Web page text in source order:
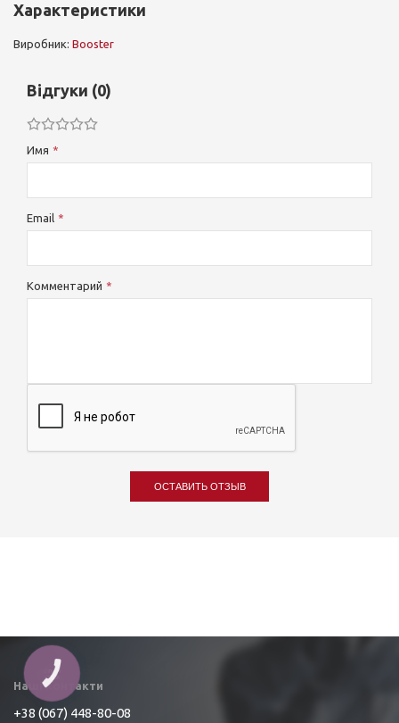
Характеристики
Виробник: Booster
Відгуки (0)
Имя
Email
Комментарий
ОСТАВИТЬ ОТЗЫВ
Наші контакти
+38 (067) 448-80-08
КНОПКА
ЗВ'ЯЗКУ